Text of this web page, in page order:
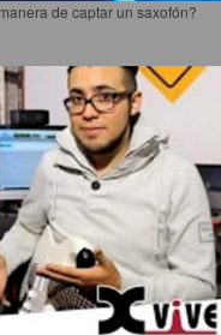
de captar un saxofón?